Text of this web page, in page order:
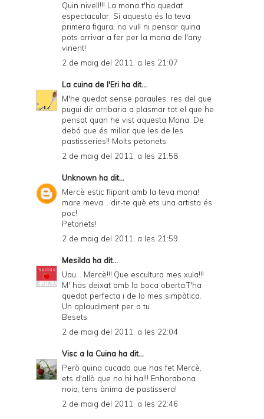
Quin nivell!!! La mona t'ha quedat
espectacular. Si aquesta és la teva
primera figura, no vull ni pensar quina
pots arrivar a fer per la mona de l'any
vinent!
2 de maig del 2011, a les 21:07
La cuina de l'Eri ha dit...
M'he quedat sense paraules, res del que
pugui dir arribaria a plasmar tot el que he
pensat quan he vist aquesta Mona. De
debó que és millor que les de les
pastisseries!! Molts petonets
2 de maig del 2011, a les 21:58
Unknown ha dit...
Mercè estic flipant amb la teva mona!
mare meva... dir-te què ets una artista és
poc!
Petonets!
2 de maig del 2011, a les 21:59
Mesilda ha dit...
Uau... Mercè!!!.Que escultura mes xula!!!
M' has deixat amb la boca oberta.T'ha
quedat perfecta i de lo mes simpàtica.
Un aplaudiment per a tu.
Besets
2 de maig del 2011, a les 22:04
Visc a la Cuina ha dit...
Però quina cucada que has fet Mercè,
ets d'allò que no hi ha!!! Enhorabona
noia, tens ànima de pastissera!
2 de maig del 2011, a les 22:46